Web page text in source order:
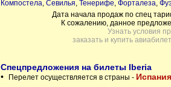
Компостела, Севилья, Тенерифе, Форталеза,
Дата начала продаж по спец
К сожалению, данное
Узнать условия
заказать и купить
Спецпредложения на билеты Iberia
•
Перелет осуществляется в страны - Испания